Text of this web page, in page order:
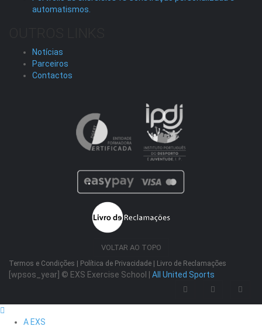
automatismos.
Notícias
Parceiros
Contactos
VOLTAR AO TOPO
Termos e Condições Política de Privacidade Livro de Reclamações
[wpsos_year] © EXS Exercise School | All United Sports
A EXS